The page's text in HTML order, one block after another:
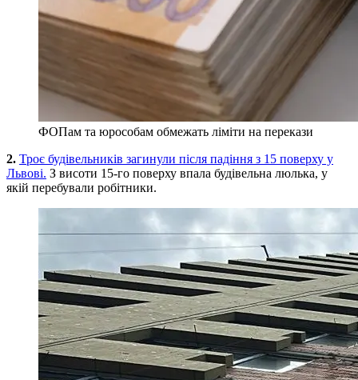
ФОПам та юрособам обмежать ліміти на перекази
2. Троє будівельників загинули після падіння з 15 поверху у
Львові. З висоти 15-го поверху впала будівельна люлька, у
якій перебували робітники.